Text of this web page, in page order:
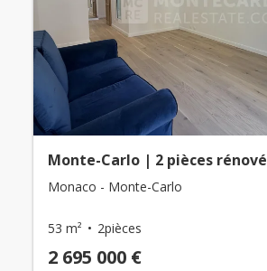
Monte-Carlo | 2 pièces rénové
Monaco - Monte-Carlo
53 m² 2pièces
2 695 000 €